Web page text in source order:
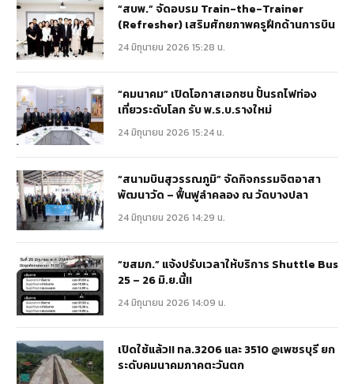
“สบพ.” จัดอบรม Train-the-Trainer
(Refresher) เสริมศักยภาพครูฝึกด้านการบิน
24 มิถุนายน 2026 15:28 น.
“คมนาคม” เปิดโอกาสเอกชน ปั้นรถไฟท่อง
เที่ยวระดับโลก รับ พ.ร.บ.รางใหม่
24 มิถุนายน 2026 15:24 น.
“สนามบินสุวรรณภูมิ” จัดกิจกรรมจิตอาสา
พัฒนาวัด – ฟื้นฟูลำคลอง ณ วัดบางปลา
24 มิถุนายน 2026 14:29 น.
“ขสมก.” แจ้งปรับเวลาให้บริการ Shuttle Bus
25 – 26 มิ.ย.นี้!!
24 มิถุนายน 2026 14:09 น.
เปิดใช้แล้ว!! ทล.3206 และ 3510 @เพชรบุรี ยก
ระดับคมนาคมภาคตะวันตก